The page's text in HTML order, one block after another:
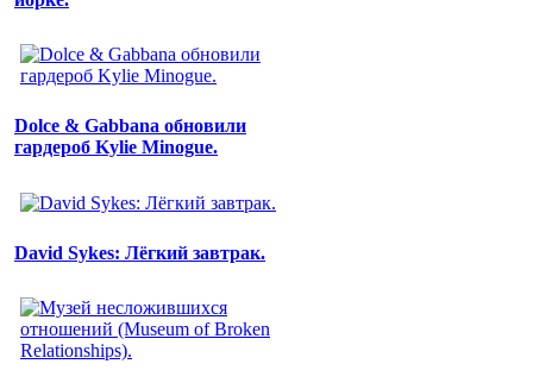
Dolce & Gabbana обновили
гардероб Kylie Minogue.
David Sykes: Лёгкий завтрак.